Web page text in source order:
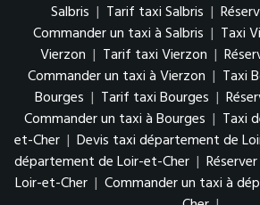
Salbris | Tarif taxi Salbris |
Commander un taxi à Salbris | Taxi
Vierzon | Tarif taxi Vierzon |
Commander un taxi à Vierzon | Taxi
Bourges | Tarif taxi Bourges |
Commander un taxi à Bourges | Taxi
et-Cher | Devis taxi département de
département de Loir-et-Cher |
Loir-et-Cher | Commander un taxi à